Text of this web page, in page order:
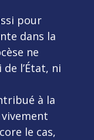
pour
dans la
ne
l’État, ni
à la
vivement
le cas,